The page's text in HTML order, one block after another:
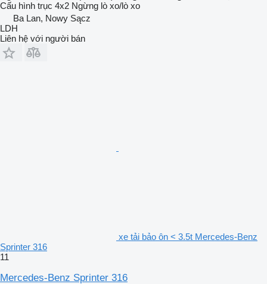
Cấu hình trục 4x2 Ngừng lò xo/lò xo
Ba Lan, Nowy Sącz
LDH
Liên hệ với người bán
xe tải bảo ôn < 3.5t Mercedes-Benz
Sprinter 316
11
Mercedes-Benz Sprinter 316